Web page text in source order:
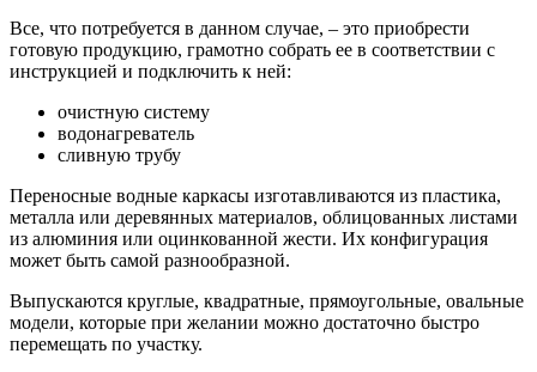
Все, что потребуется в данном случае, – это приобрести
готовую продукцию, грамотно собрать ее в соответствии с
инструкцией и подключить к ней:
очистную систему
водонагреватель
сливную трубу
Переносные водные каркасы изготавливаются из пластика,
металла или деревянных материалов, облицованных листами
из алюминия или оцинкованной жести. Их конфигурация
может быть самой разнообразной.
Выпускаются круглые, квадратные, прямоугольные, овальные
модели, которые при желании можно достаточно быстро
перемещать по участку.